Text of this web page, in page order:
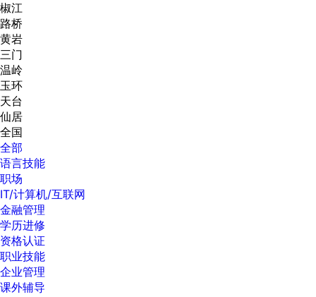
椒江
路桥
黄岩
三门
温岭
玉环
天台
仙居
全国
全部
语言技能
职场
IT/计算机/互联网
金融管理
学历进修
资格认证
职业技能
企业管理
课外辅导